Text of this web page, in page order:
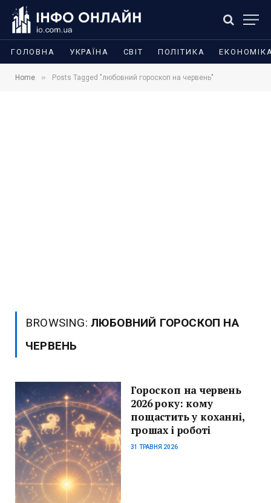
ГОЛОВНА УКРАЇНА СВІТ ПОЛІТИКА
Home » Posts Tagged "любовний гороскоп на червень"
BROWSING: ЛЮБОВНИЙ ГОРОСКОП НА
ЧЕРВЕНЬ
Гороскоп на червень
2026 року: кому
пощастить у коханні,
грошах і роботі
31 ТРАВНЯ 2026